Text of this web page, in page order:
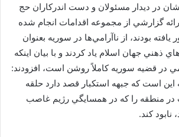
در ديدار مسئولان و دست اندركاران حج
گزارشي از مجموعه اقدامات انجام شده
بودند، از ناآرامي‌ها در سوريه بعنوان
ذهني جهان اسلام ياد كردند و با بيان اينكه
در قضيه سوريه كاملاً روشن است، افزودند:
است كه جبهه استكبار قصد دارد حلقه
منطقه را كه در همسايگي رژيم غاصب
نابود كند.